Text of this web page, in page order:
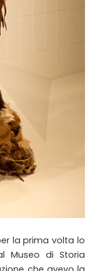
la prima volta lo
Museo di Storia